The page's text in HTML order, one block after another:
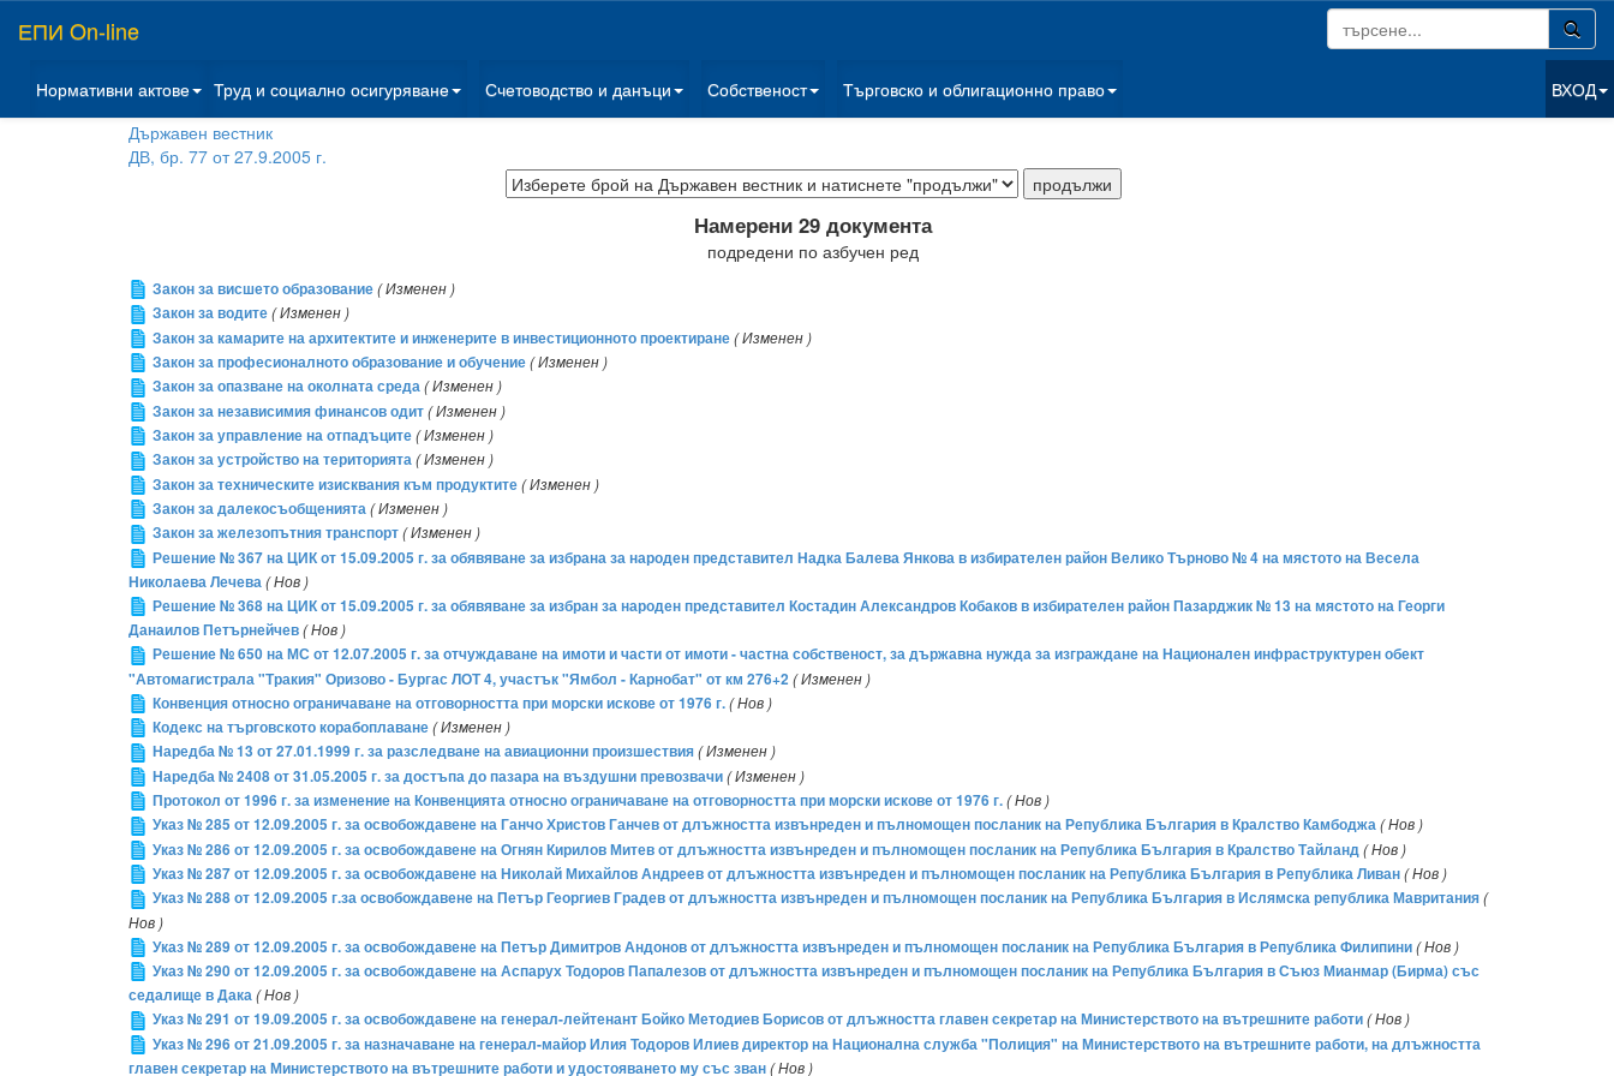
ЕПИ On-line
Нормативни актове Труд и социално осигуряване Счетоводство и данъци Собственост Търговско и облигационно право
ВХОД
Държавен вестник
ДВ, бр. 77 от 27.9.2005 г.
Намерени 29 документа
подредени по азбучен ред
Закон за висшето образование( Изменен )
Закон за водите( Изменен )
Закон за камарите на архитектите и инженерите в инвестиционното проектиране( Изменен )
Закон за професионалното образование и обучение( Изменен )
Закон за опазване на околната среда( Изменен )
Закон за независимия финансов одит( Изменен )
Закон за управление на отпадъците( Изменен )
Закон за устройство на територията( Изменен )
Закон за техническите изисквания към продуктите( Изменен )
Закон за далекосъобщенията( Изменен )
Закон за железопътния транспорт( Изменен )
Решение № 367 на ЦИК от 15.09.2005 г. за обявяване за избрана за народен представител Надка Балева Янкова в избирателен район Велико Търново № 4 на мястото на Весела
Николаева Лечева( Нов )
Решение № 368 на ЦИК от 15.09.2005 г. за обявяване за избран за народен представител Костадин Александров Кобаков в избирателен район Пазарджик № 13 на мястото на Георги
Данаилов Петърнейчев( Нов )
Решение № 650 на МС от 12.07.2005 г. за отчуждаване на имоти и части от имоти - частна собственост, за държавна нужда за изграждане на Национален инфраструктурен обект
"Автомагистрала "Тракия" Оризово - Бургас ЛОТ 4, участък "Ямбол - Карнобат" от км 276+2 ( Изменен )
Конвенция относно ограничаване на отговорността при морски искове от 1976 г.( Нов )
Кодекс на търговското корабоплаване( Изменен )
Наредба № 13 от 27.01.1999 г. за разследване на авиационни произшествия( Изменен )
Наредба № 2408 от 31.05.2005 г. за достъпа до пазара на въздушни превозвачи( Изменен )
Протокол от 1996 г. за изменение на Конвенцията относно ограничаване на отговорността при морски искове от 1976 г.( Нов )
Указ № 285 от 12.09.2005 г. за освобождавене на Ганчо Христов Ганчев от длъжността извънреден и пълномощен посланик на Република България в Кралство Камбоджа( Нов )
Указ № 286 от 12.09.2005 г. за освобождавене на Огнян Кирилов Митев от длъжността извънреден и пълномощен посланик на Република България в Кралство Тайланд( Нов )
Указ № 287 от 12.09.2005 г. за освобождавене на Николай Михайлов Андреев от длъжността извънреден и пълномощен посланик на Република България в Република Ливан( Нов )
Указ № 288 от 12.09.2005 г.за освобождавене на Петър Георгиев Градев от длъжността извънреден и пълномощен посланик на Република България в Ислямска република Мавритания(
Нов )
Указ № 289 от 12.09.2005 г. за освобождавене на Петър Димитров Андонов от длъжността извънреден и пълномощен посланик на Република България в Република Филипини( Нов )
Указ № 290 от 12.09.2005 г. за освобождавене на Аспарух Тодоров Папалезов от длъжността извънреден и пълномощен посланик на Република България в Съюз Мианмар (Бирма) със
седалище в Дака( Нов )
Указ № 291 от 19.09.2005 г. за освобождавене на генерал-лейтенант Бойко Методиев Борисов от длъжността главен секретар на Министерството на вътрешните работи( Нов )
Указ № 296 от 21.09.2005 г. за назначаване на генерал-майор Илия Тодоров Илиев директор на Национална служба "Полиция" на Министерството на вътрешните работи, на длъжността
главен секретар на Министерството на вътрешните работи и удостояването му със зван( Нов )